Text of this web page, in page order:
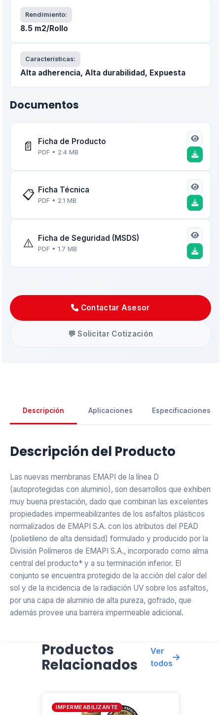
Rendimiento:
8.5 m2/Rollo
Características:
Alta adherencia, Alta durabilidad, Expuesta
Documentos
📄 Ficha de Producto
PDF • 2.4 MB
📋 Ficha Técnica
PDF • 2.1 MB
⚠️ Ficha de Seguridad (MSDS)
PDF • 1.7 MB
Contactar Asesor
💬 Solicitar Cotización
Descripción Aplicaciones Especificaciones
Descripción del Producto
Las nuevas membranas EMAPI de la línea D
(autoprotegidas con aluminio), son desarrollos que exhiben
muy buena prestación, dado que combinan las excelentes
propiedades impermeabilizantes de los asfaltos plásticos
normalizados de EMAPI S.A. con los atributos del PEAD
(polietileno de alta densidad) formulado y producido por la
División Polímeros de EMAPI S.A., incorporado como alma
central del producto* y a su terminación inferior. El
conjunto se encuentra protegido de la acción del calor del
sol y de la incidencia de la radiación UV sobre los asfaltos,
por una capa de aluminio de alta pureza, gofrado, que
además provee una barrera impermeable adicional.
Los soportes base de la impermeabilización, tanto
cuerpos extraños o punzo-cortantes y sin restos de
Productos
Relacionados
Ver
todos
IMPERMEABILIZANTE
En línea ahora